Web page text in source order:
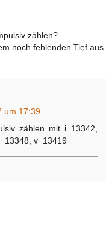
zählen?
noch fehlenden Tief aus.
um 17:39
zählen mit i=13342,
v=13419